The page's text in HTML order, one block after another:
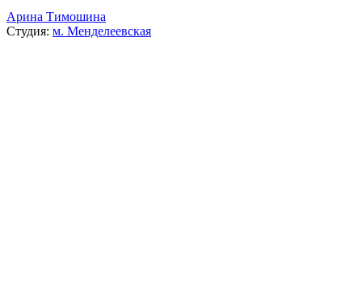
Арина Тимошина
Студия: м. Менделеевская